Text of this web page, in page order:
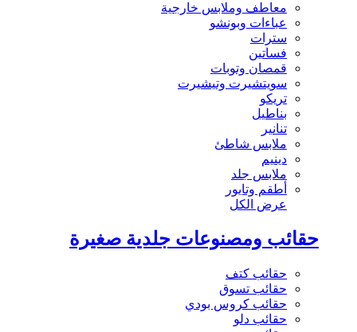
معاطف وملابس خارجية
عباءات وبونشو
سترات
فساتين
قمصان وتوبات
سويتشيرت وتيشيرت
تريكو
بناطيل
تنانير
ملابس شاطئ
دينيم
ملابس جلد
أطقم وتايور
عرض الكل
حقائب ومصنوعات جلدية صغيرة
حقائب كتف
حقائب تسوق
حقائب كروس بودي
حقائب دلو